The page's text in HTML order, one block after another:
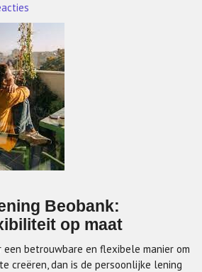
Beobank:
op maat
betrouwbare en flexibele manier om
creëren, dan is de persoonlijke lening